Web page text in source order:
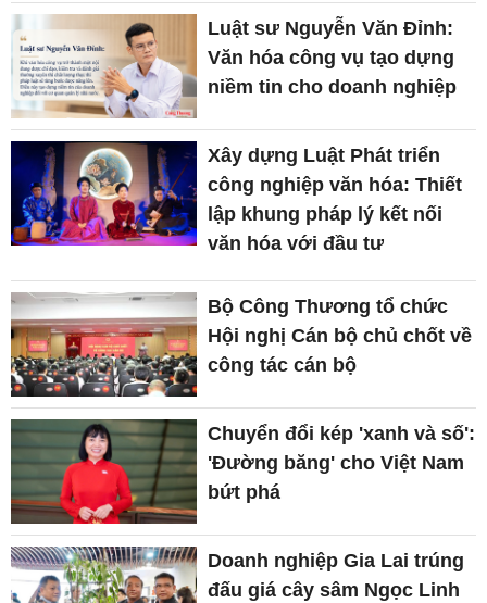
Luật sư Nguyễn Văn Đỉnh:
Văn hóa công vụ tạo dựng
niềm tin cho doanh nghiệp
Xây dựng Luật Phát triển
công nghiệp văn hóa: Thiết
lập khung pháp lý kết nối
văn hóa với đầu tư
Bộ Công Thương tổ chức
Hội nghị Cán bộ chủ chốt về
công tác cán bộ
Chuyển đổi kép 'xanh và số':
'Đường băng' cho Việt Nam
bứt phá
Doanh nghiệp Gia Lai trúng
đấu giá cây sâm Ngọc Linh